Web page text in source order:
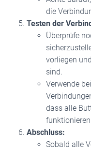
die
Testen der
Überprüfe
vorliegen
sind.
Verwende
dass alle
Abschluss:
Sobald alle